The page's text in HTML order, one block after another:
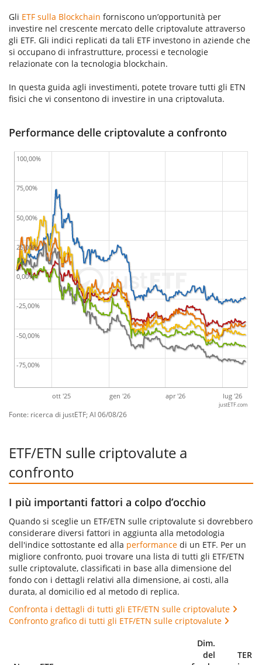
Gli ETF sulla Blockchain forniscono un’opportunità per
investire nel crescente mercato delle criptovalute attraverso
gli ETF. Gli indici replicati da tali ETF investono in aziende che
si occupano di infrastrutture, processi e tecnologie
relazionate con la tecnologia blockchain.
In questa guida agli investimenti, potete trovare tutti gli ETN
fisici che vi consentono di investire in una criptovaluta.
Performance delle criptovalute a confronto
ott '25 gen '26 apr '26 lug '26
-75,00%
-50,00%
-25,00%
0,00%
25,00%
50,00%
75,00%
100,00%
justETF.com
Fonte: ricerca di justETF; Al 06/08/26
ETF/ETN sulle criptovalute a
confronto
I più importanti fattori a colpo d’occhio
Quando si sceglie un ETF/ETN sulle criptovalute si dovrebbero
considerare diversi fattori in aggiunta alla metodologia
dell'indice sottostante ed alla performance di un ETF. Per un
migliore confronto, puoi trovare una lista di tutti gli ETF/ETN
sulle criptovalute, classificati in base alla dimensione del
fondo con i dettagli relativi alla dimensione, ai costi, alla
durata, al domicilio ed al metodo di replica.
Confronta i dettagli di tutti gli ETF/ETN sulle criptovalute
Confronto grafico di tutti gli ETF/ETN sulle criptovalute
Dim.
del
TER